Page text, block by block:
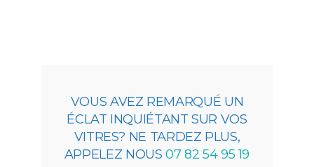
VOUS AVEZ REMARQUÉ UN
ÉCLAT INQUIÉTANT SUR VOS
VITRES? NE TARDEZ PLUS,
APPELEZ NOUS07 82 54 95 19